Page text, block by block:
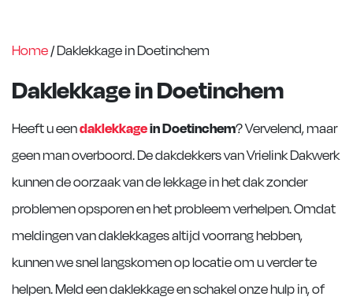
Home/Daklekkage in Doetinchem
Daklekkage in Doetinchem
Heeft u eendaklekkagein Doetinchem? Vervelend, maar
geen man overboord. De dakdekkers van Vrielink Dakwerk
kunnen de oorzaak van de lekkage in het dak zonder
problemen opsporen en het probleem verhelpen. Omdat
meldingen van daklekkages altijd voorrang hebben,
kunnen we snel langskomen op locatie om u verder te
helpen. Meld een daklekkage en schakel onze hulp in, of